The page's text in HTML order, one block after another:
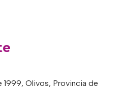
Olivos, Provincia de